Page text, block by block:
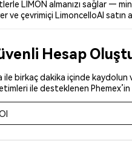
LIMON almanızı sağlar —
ve çevrimiçi LimoncelloAI satın
Hesap
birkaç dakika içinde kaydolun
ile desteklenen